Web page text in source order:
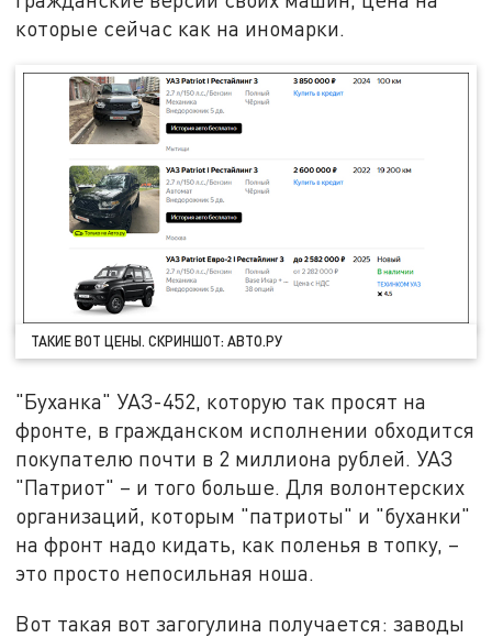
которые сейчас как на иномарки.
ТАКИЕ ВОТ ЦЕНЫ. СКРИНШОТ: АВТО.РУ
"Буханка" УАЗ-452, которую так просят на
фронте, в гражданском исполнении обходится
покупателю почти в 2 миллиона рублей. УАЗ
"Патриот" – и того больше. Для волонтерских
организаций, которым "патриоты" и "буханки"
на фронт надо кидать, как поленья в топку, –
это просто непосильная ноша.
Вот такая вот загогулина получается: заводы